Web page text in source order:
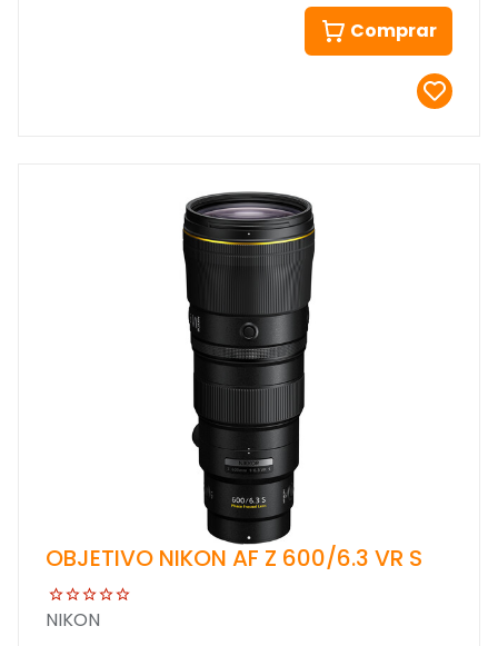
Comprar
OBJETIVO NIKON AF Z 600/6.3 VR S
NIKON